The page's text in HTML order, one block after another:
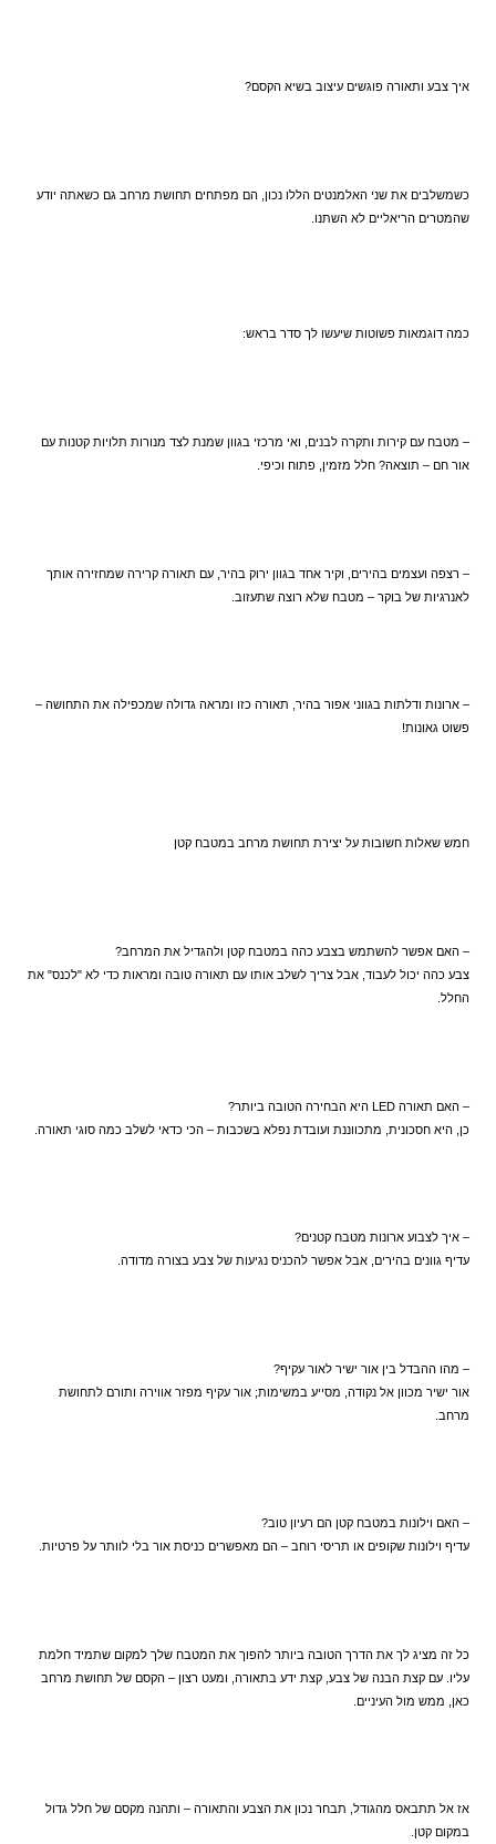
איך צבע ותאורה פוגשים עיצוב בשיא הקסם?
שהמטרים הריאליים לא השתנו.
כמה דוגמאות פשוטות שיעשו לך סדר בראש:
אור חם – תוצאה? חלל מזמין, פתוח וכיפי.
לאנרגיות של בוקר – מטבח שלא רוצה שתעזוב.
פשוט גאונות!
חמש שאלות חשובות על יצירת תחושת מרחב במטבח קטן
– האם אפשר להשתמש בצבע כהה במטבח קטן ולהגדיל את המרחב?
החלל.
– האם תאורה LED היא הבחירה הטובה ביותר?
כן, היא חסכונית, מתכווננת ועובדת נפלא בשכבות – הכי כדאי לשלב כמה סוגי תאורה.
– איך לצבוע ארונות מטבח קטנים?
עדיף גוונים בהירים, אבל אפשר להכניס נגיעות של צבע בצורה מדודה.
– מהו ההבדל בין אור ישיר לאור עקיף?
מרחב.
– האם וילונות במטבח קטן הם רעיון טוב?
עדיף וילונות שקופים או תריסי רוחב – הם מאפשרים כניסת אור בלי לוותר על פרטיות.
כאן, ממש מול העיניים.
במקום קטן.